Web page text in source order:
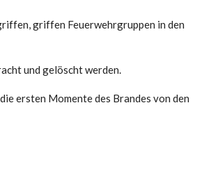
griffen Feuerwehrgruppen in den
und gelöscht werden.
ersten Momente des Brandes von den